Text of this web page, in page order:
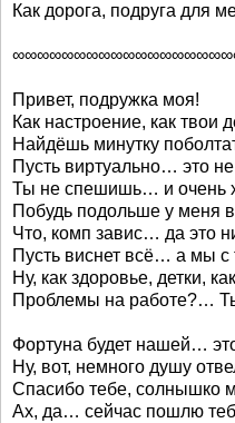
Как дорога, подруга для
Привет, подружка моя!
Как настроение, как твои
Найдёшь минутку
Пусть виртуально… это
Ты не спешишь… и очень
Побудь подольше у меня в
Что, комп завис… да это
Пусть виснет всё… а мы с
Ну, как здоровье, детки,
Проблемы на работе?…
Фортуна будет нашей…
Ну, вот, немного душу
Спасибо тебе, солнышко
Ах, да… сейчас пошлю